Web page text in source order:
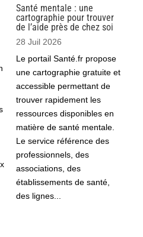
Santé mentale : une
cartographie pour trouver
de l’aide près de chez soi
28 Juil 2026
Le portail Santé.fr propose
une cartographie gratuite et
accessible permettant de
trouver rapidement les
ressources disponibles en
matière de santé mentale.
Le service référence des
professionnels, des
associations, des
établissements de santé,
des lignes...